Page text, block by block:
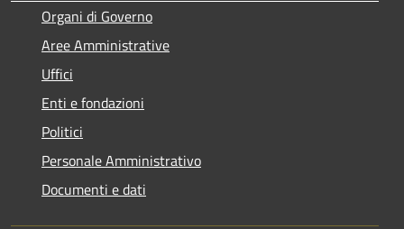
Organi di Governo
Aree Amministrative
Uffici
Enti e fondazioni
Politici
Personale Amministrativo
Documenti e dati